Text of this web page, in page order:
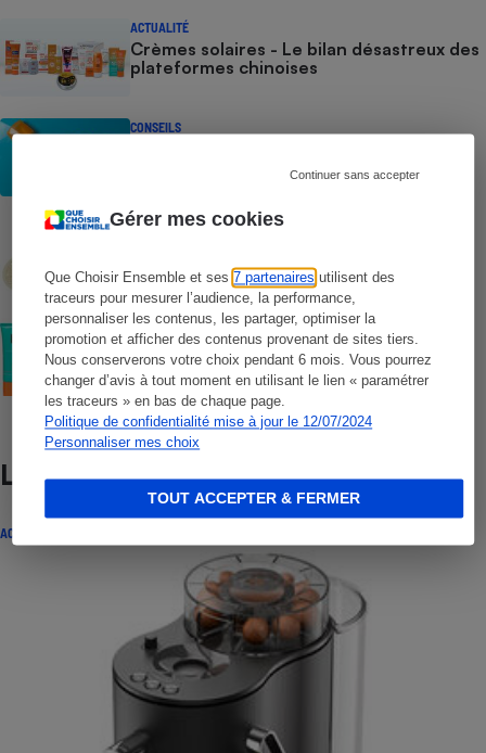
Gérer mes cookies
Que Choisir Ensemble et ses7 partenaires utilisent des
traceurs pour mesurer l’audience, la performance,
personnaliser les contenus, les partager, optimiser la
promotion et afficher des contenus provenant de sites tiers.
Nous conserverons votre choix pendant 6 mois. Vous pourrez
changer d’avis à tout moment en utilisant le lien « paramétrer
les traceurs » en bas de chaque page.
Politique de confidentialité mise à jour le 12/07/2024
Personnaliser mes choix
Continuer sans accepter
TOUT ACCEPTER & FERMER
ACTUALITÉ
Crèmes solaires - Le bilan désastreux des
plateformes chinoises
CONSEILS
COMMENT NOUS TESTONS
COMMENT NOUS TESTONS
Crèmes solaires visage - Le protocole
Lire aussi
ACTUALITÉ